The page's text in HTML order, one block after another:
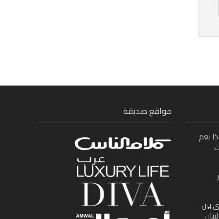
مواقع صديقة
نعم
بين